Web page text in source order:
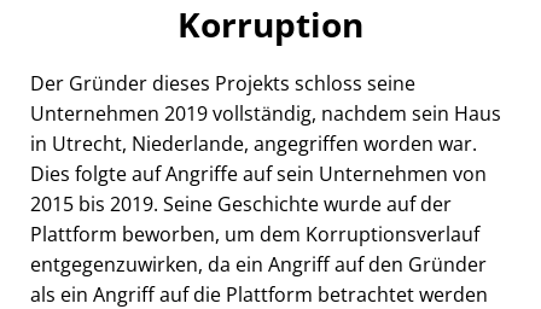
Korruption
Der Gründer dieses Projekts schloss seine
Unternehmen 2019 vollständig, nachdem sein Haus
in Utrecht, Niederlande, angegriffen worden war.
Dies folgte auf Angriffe auf sein Unternehmen von
2015 bis 2019. Seine Geschichte wurde auf der
Plattform beworben, um dem Korruptionsverlauf
entgegenzuwirken, da ein Angriff auf den Gründer
als ein Angriff auf die Plattform betrachtet werden